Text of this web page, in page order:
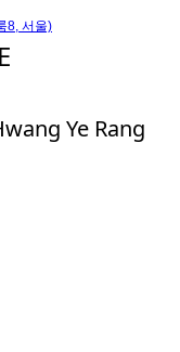
8, 서울)
Ye Rang